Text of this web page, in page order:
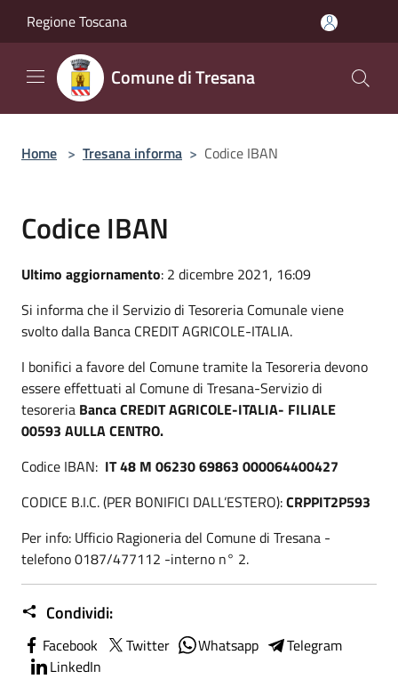
Regione Toscana
Comune di Tresana
Home > Tresana informa > Codice IBAN
Codice IBAN
Ultimo aggiornamento: 2 dicembre 2021, 16:09
Si informa che il Servizio di Tesoreria Comunale viene
svolto dalla Banca CREDIT AGRICOLE-ITALIA.
I bonifici a favore del Comune tramite la Tesoreria devono
essere effettuati al Comune di Tresana-Servizio di
tesoreria BancaCREDIT AGRICOLE-ITALIA- FILIALE
00593 AULLA CENTRO.
Codice IBAN: IT 48 M 06230 69863 000064400427
CODICE B.I.C. (PER BONIFICI DALL’ESTERO):CRPPIT2P593
Per info: Ufficio Ragioneria del Comune di Tresana -
telefono 0187/477112 -interno n° 2.
Condividi:
Facebook Twitter Whatsapp
Telegram
LinkedIn